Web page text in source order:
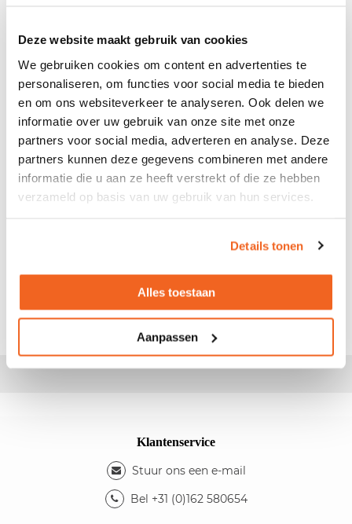
Deze website maakt gebruik van cookies
We gebruiken cookies om content en advertenties te
personaliseren, om functies voor social media te bieden
en om ons websiteverkeer te analyseren. Ook delen we
informatie over uw gebruik van onze site met onze
partners voor social media, adverteren en analyse. Deze
partners kunnen deze gegevens combineren met andere
informatie die u aan ze heeft verstrekt of die ze hebben
verzameld op basis van uw gebruik van hun services.
Details tonen
Alles toestaan
Aanpassen
Leveringin België
Voor zowelParticulierals Zakelijk
ProfessioneleBezorg- en Montageservice
Productspecificaties
- Afm.: 160x160cm (bxd) - In hoogte instelbaar -
Kleur blad: licht ahorn - 4-Poots onderstel - Kleur
onderstel: wit - Inclusief kabeldoorvoerExcl. stoelen
Klantenservice
Stuur ons een e-mail
Bel +31 (0)162 580654